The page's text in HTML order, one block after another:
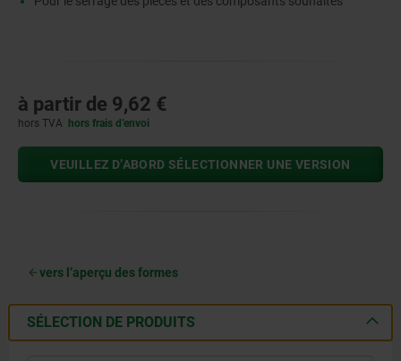
à partir de 9,62 €
hors TVA hors frais d’envoi
VEUILLEZ D’ABORD SÉLECTIONNER UNE VERSION
vers l’aperçu des formes
SÉLECTION DE PRODUITS